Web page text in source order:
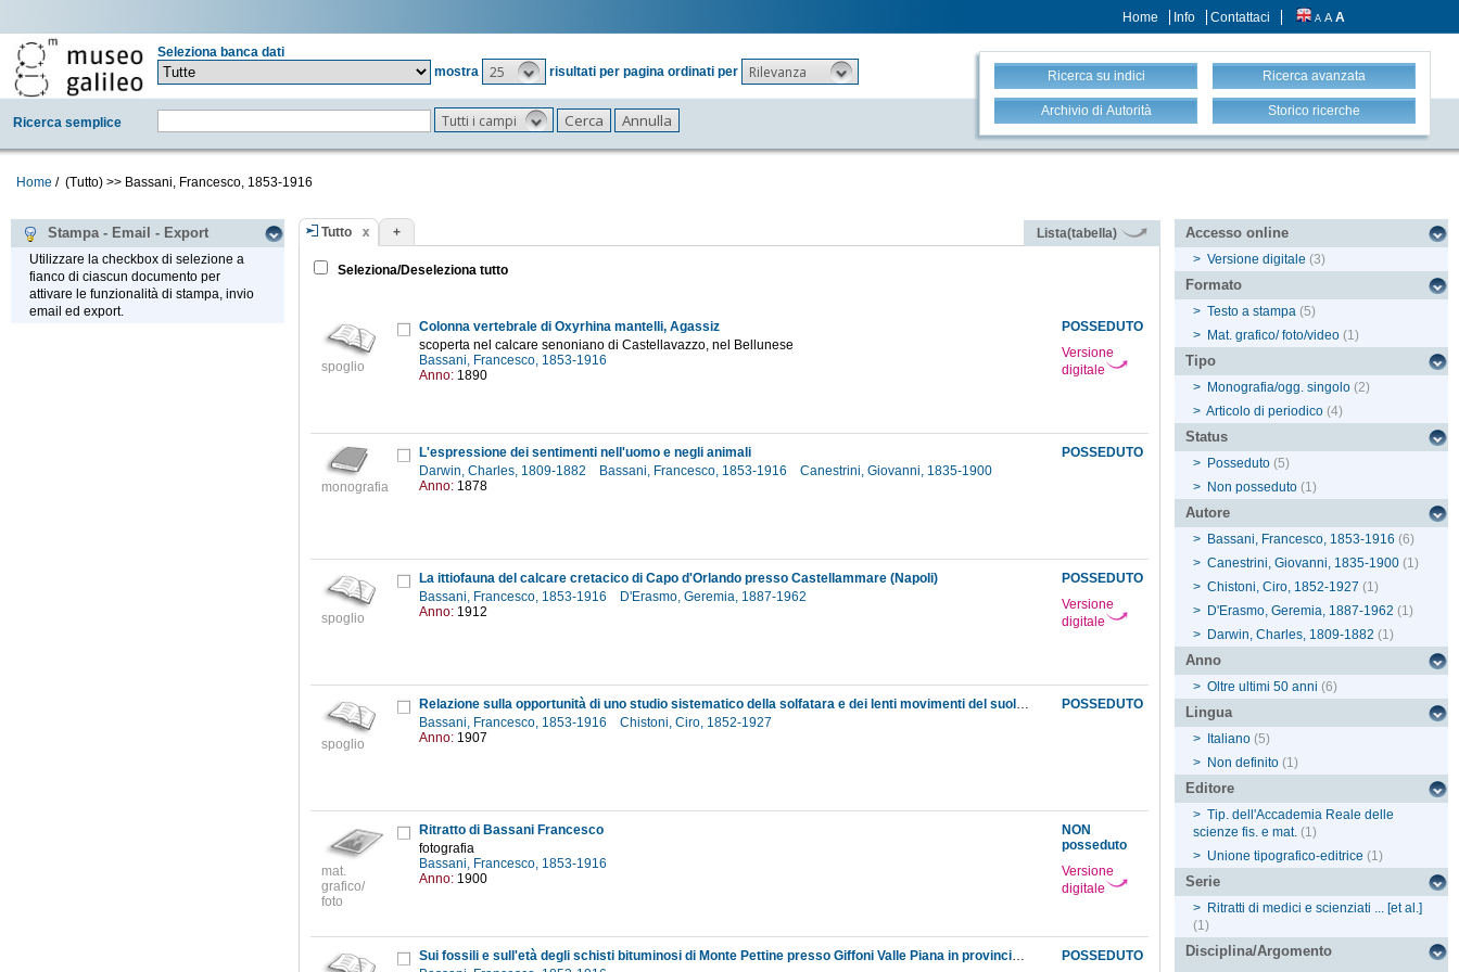
Home Info Contattaci A A A
Seleziona banca dati
mostra
25 risultati per pagina ordinati per Rilevanza
Ricerca semplice Tutti i campi
Ricerca su indici Ricerca avanzata
Archivio di Autorità Storico ricerche
Home / (Tutto) >> Bassani, Francesco, 1853-1916
Stampa - Email - Export
Utilizzare la checkbox di selezione a
fianco di ciascun documento per
attivare le funzionalità di stampa, invio
email ed export.
Tutto + Lista(tabella)
Seleziona/Deseleziona tutto
spoglio
POSSEDUTO
Versione
digitale
Colonna vertebrale di Oxyrhina mantelli, Agassiz
scoperta nel calcare senoniano di Castellavazzo, nel Bellunese
Bassani, Francesco, 1853-1916
Anno: 1890
monografia
POSSEDUTO
L'espressione dei sentimenti nell'uomo e negli animali
Darwin, Charles, 1809-1882
Bassani, Francesco, 1853-1916
Canestrini, Giovanni, 1835-1900
Anno: 1878
spoglio
POSSEDUTO
Versione
digitale
La ittiofauna del calcare cretacico di Capo d'Orlando presso Castellammare (Napoli)
Bassani, Francesco, 1853-1916
D'Erasmo, Geremia, 1887-1962
Anno: 1912
spoglio
POSSEDUTO
Relazione sulla opportunità di uno studio sistematico della solfatara e dei lenti movimenti del suolo presso il Serapeo di Pozzuoli e sui mezzi più opportuni per attuarlo
Bassani, Francesco, 1853-1916
Chistoni, Ciro, 1852-1927
Anno: 1907
mat.
grafico/
foto
NON
posseduto
Versione
digitale
Ritratto di Bassani Francesco
fotografia
Bassani, Francesco, 1853-1916
Anno: 1900
POSSEDUTO
Sui fossili e sull'età degli schisti bituminosi di Monte Pettine presso Giffoni Valle Piana in provincia di Salerno (Dolomia principale)
Accesso online
> Versione digitale (3)
Formato
> Testo a stampa (5)
> Mat. grafico/ foto/video (1)
Tipo
> Monografia/ogg. singolo (2)
> Articolo di periodico (4)
Status
> Posseduto (5)
> Non posseduto (1)
Autore
> Bassani, Francesco, 1853-1916 (6)
> Canestrini, Giovanni, 1835-1900 (1)
> Chistoni, Ciro, 1852-1927 (1)
> D'Erasmo, Geremia, 1887-1962 (1)
> Darwin, Charles, 1809-1882 (1)
Anno
> Oltre ultimi 50 anni (6)
Lingua
> Italiano (5)
> Non definito (1)
Editore
> Tip. dell'Accademia Reale delle
scienze fis. e mat. (1)
> Unione tipografico-editrice (1)
Serie
> Ritratti di medici e scienziati ... [et al.]
(1)
Disciplina/Argomento